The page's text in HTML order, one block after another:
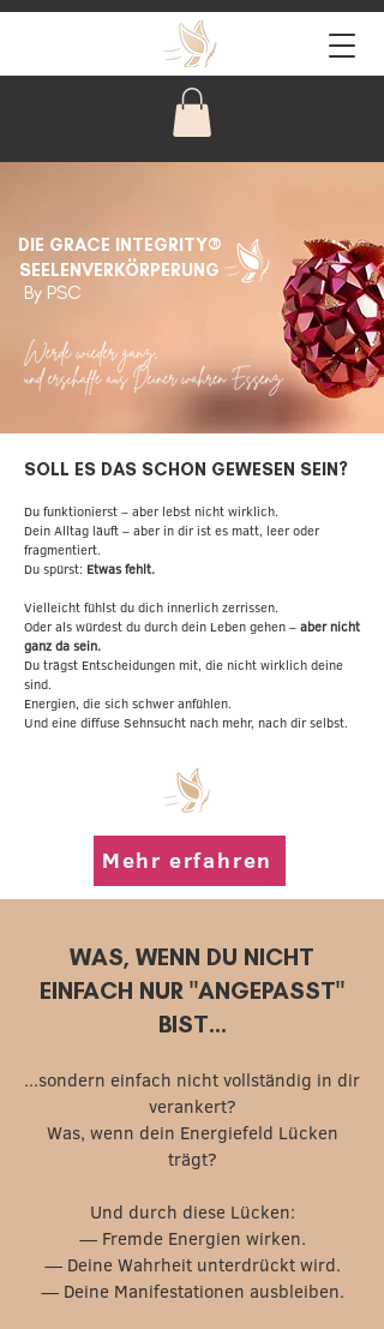
DIE GRACE INTEGRITY®
SEELENVERKÖRPERUNG
By PSC
SOLL ES DAS SCHON GEWESEN SEIN?
Du funktionierst – aber lebst nicht wirklich.
Dein Alltag läuft – aber in dir ist es matt, leer oder
fragmentiert.
Du spürst: Etwas fehlt.
Vielleicht fühlst du dich innerlich zerrissen.
Oder als würdest du durch dein Leben gehen –aber nicht
ganz da sein.
Du trägst Entscheidungen mit, die nicht wirklich deine
sind.
Energien, die sich schwer anfühlen.
Und eine diffuse Sehnsucht nach mehr, nach dir selbst.
Mehr erfahren
WAS, WENN DU NICHT
EINFACH NUR "ANGEPASST"
BIST...
...sondern einfach nicht vollständig in dir
verankert?
Was, wenn dein Energiefeld Lücken
trägt?
Und durch diese Lücken:
— Fremde Energien wirken.
— Deine Wahrheit unterdrückt wird.
— Deine Manifestationen ausbleiben.